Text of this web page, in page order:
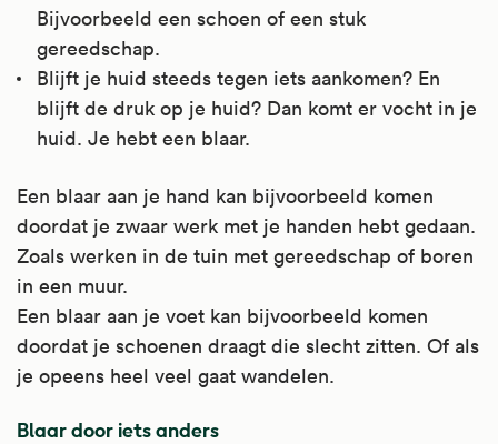
Bijvoorbeeld een schoen of een stuk
gereedschap.
Blijft je huid steeds tegen iets aankomen? En
blijft de druk op je huid? Dan komt er vocht in je
huid. Je hebt een blaar.
Een blaar aan je hand kan bijvoorbeeld komen
doordat je zwaar werk met je handen hebt gedaan.
Zoals werken in de tuin met gereedschap of boren
in een muur.
Een blaar aan je voet kan bijvoorbeeld komen
doordat je schoenen draagt die slecht zitten. Of als
je opeens heel veel gaat wandelen.
Blaar door iets anders